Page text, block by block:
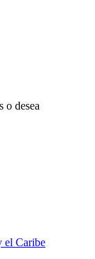
o desea